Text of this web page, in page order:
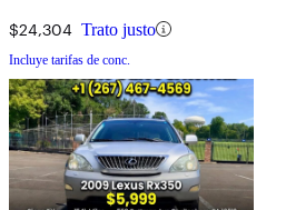
$24,304 Trato justo
Incluye tarifas de conc.